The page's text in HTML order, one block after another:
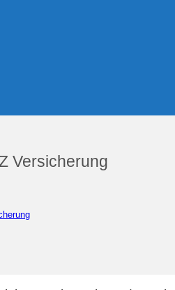
Versicherung